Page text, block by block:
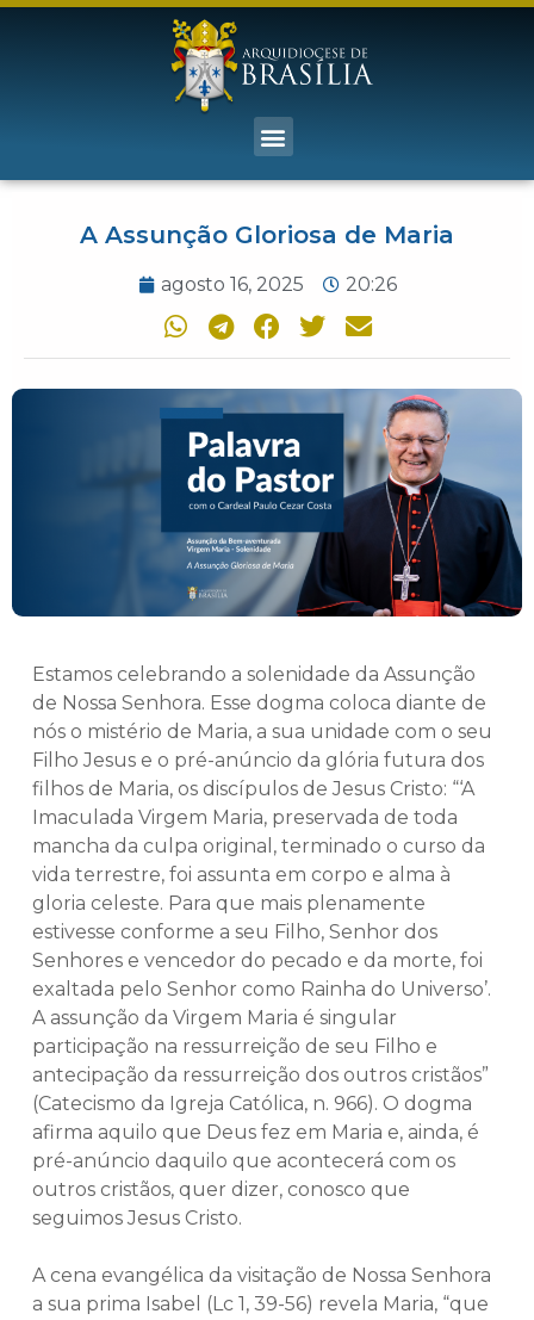
A Assunção Gloriosa de Maria
agosto 16, 2025 20:26
Estamos celebrando a solenidade da Assunção
de Nossa Senhora. Esse dogma coloca diante de
nós o mistério de Maria, a sua unidade com o seu
Filho Jesus e o pré-anúncio da glória futura dos
filhos de Maria, os discípulos de Jesus Cristo: “‘A
Imaculada Virgem Maria, preservada de toda
mancha da culpa original, terminado o curso da
vida terrestre, foi assunta em corpo e alma à
gloria celeste. Para que mais plenamente
estivesse conforme a seu Filho, Senhor dos
Senhores e vencedor do pecado e da morte, foi
exaltada pelo Senhor como Rainha do Universo’.
A assunção da Virgem Maria é singular
participação na ressurreição de seu Filho e
antecipação da ressurreição dos outros cristãos”
(Catecismo da Igreja Católica, n. 966). O dogma
afirma aquilo que Deus fez em Maria e, ainda, é
pré-anúncio daquilo que acontecerá com os
outros cristãos, quer dizer, conosco que
seguimos Jesus Cristo.
A cena evangélica da visitação de Nossa Senhora
a sua prima Isabel (Lc 1, 39-56) revela Maria, “que